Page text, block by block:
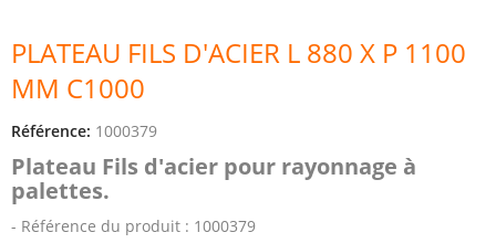
PLATEAU FILS D'ACIER L 880 X P 1100
MM C1000
Référence: 1000379
Plateau Fils d'acier pour rayonnage à
palettes.
- Référence du produit : 1000379